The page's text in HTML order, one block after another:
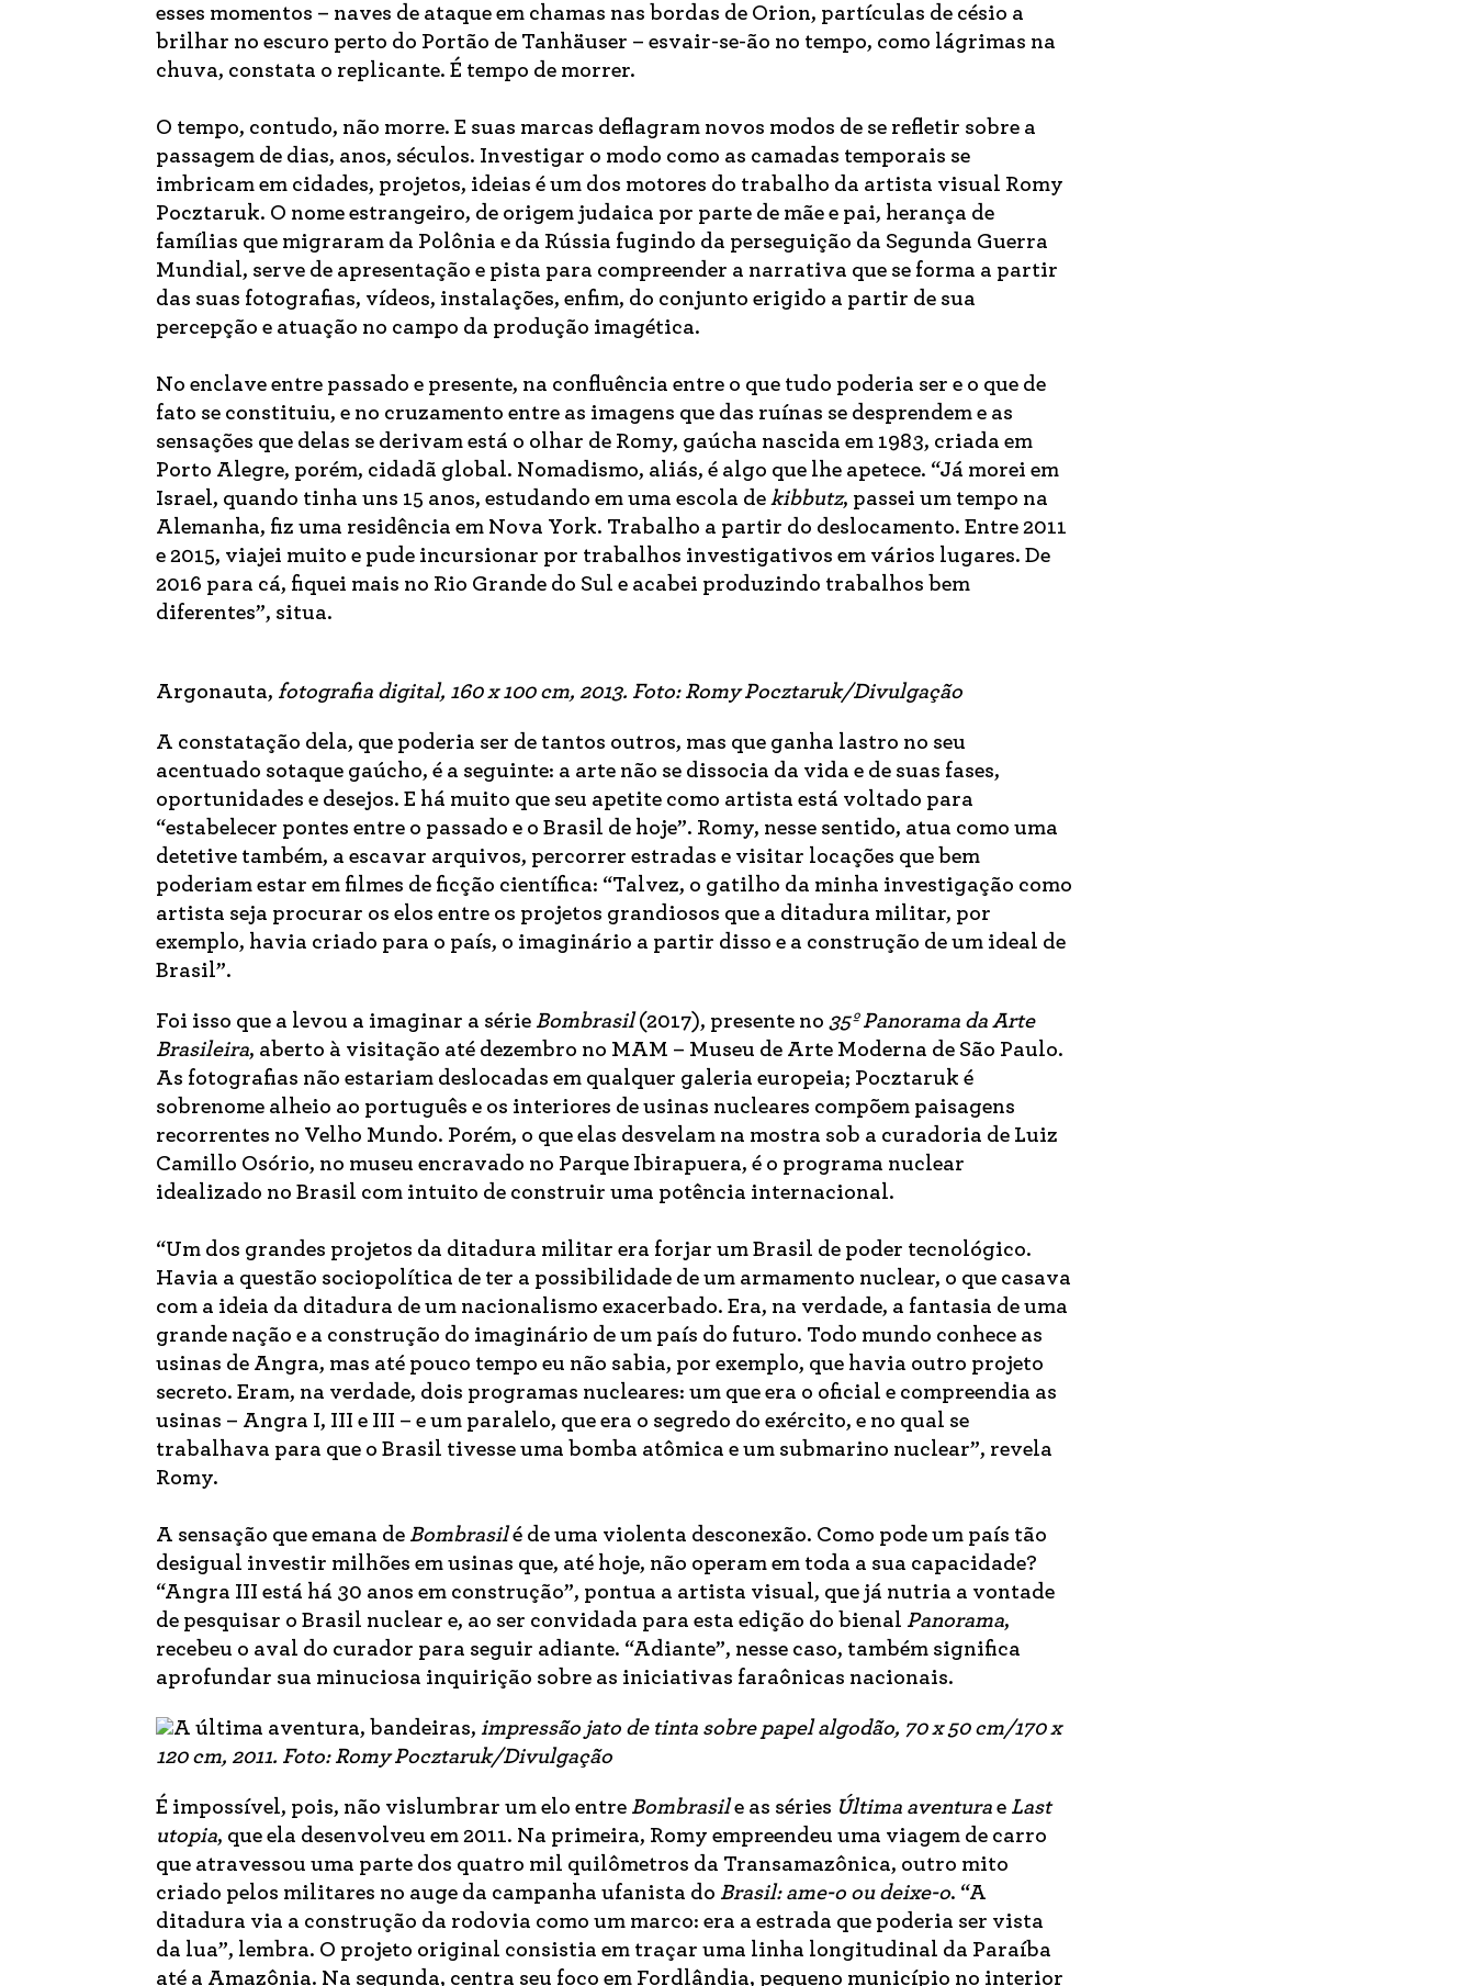
esses momentos – naves de ataque em chamas nas bordas de Orion, partículas de césio a
brilhar no escuro perto do Portão de Tanhäuser – esvair-se-ão no tempo, como lágrimas na
chuva, constata o replicante. É tempo de morrer.
O tempo, contudo, não morre. E suas marcas deflagram novos modos de se refletir sobre a
passagem de dias, anos, séculos. Investigar o modo como as camadas temporais se
imbricam em cidades, projetos, ideias é um dos motores do trabalho da artista visual Romy
Pocztaruk. O nome estrangeiro, de origem judaica por parte de mãe e pai, herança de
famílias que migraram da Polônia e da Rússia fugindo da perseguição da Segunda Guerra
Mundial, serve de apresentação e pista para compreender a narrativa que se forma a partir
das suas fotografias, vídeos, instalações, enfim, do conjunto erigido a partir de sua
percepção e atuação no campo da produção imagética.
No enclave entre passado e presente, na confluência entre o que tudo poderia ser e o que de
fato se constituiu, e no cruzamento entre as imagens que das ruínas se desprendem e as
sensações que delas se derivam está o olhar de Romy, gaúcha nascida em 1983, criada em
Porto Alegre, porém, cidadã global. Nomadismo, aliás, é algo que lhe apetece. “Já morei em
Israel, quando tinha uns 15 anos, estudando em uma escola de kibbutz, passei um tempo na
Alemanha, fiz uma residência em Nova York. Trabalho a partir do deslocamento. Entre 2011
e 2015, viajei muito e pude incursionar por trabalhos investigativos em vários lugares. De
2016 para cá, fiquei mais no Rio Grande do Sul e acabei produzindo trabalhos bem
diferentes”, situa.
Argonauta, fotografia digital, 160 x 100 cm, 2013. Foto: Romy Pocztaruk/Divulgação
A constatação dela, que poderia ser de tantos outros, mas que ganha lastro no seu
acentuado sotaque gaúcho, é a seguinte: a arte não se dissocia da vida e de suas fases,
oportunidades e desejos. E há muito que seu apetite como artista está voltado para
“estabelecer pontes entre o passado e o Brasil de hoje”. Romy, nesse sentido, atua como uma
detetive também, a escavar arquivos, percorrer estradas e visitar locações que bem
poderiam estar em filmes de ficção científica: “Talvez, o gatilho da minha investigação como
artista seja procurar os elos entre os projetos grandiosos que a ditadura militar, por
exemplo, havia criado para o país, o imaginário a partir disso e a construção de um ideal de
Brasil”.
Foi isso que a levou a imaginar a série Bombrasil (2017), presente no 35º Panorama da Arte
Brasileira, aberto à visitação até dezembro no MAM – Museu de Arte Moderna de São Paulo.
As fotografias não estariam deslocadas em qualquer galeria europeia; Pocztaruk é
sobrenome alheio ao português e os interiores de usinas nucleares compõem paisagens
recorrentes no Velho Mundo. Porém, o que elas desvelam na mostra sob a curadoria de Luiz
Camillo Osório, no museu encravado no Parque Ibirapuera, é o programa nuclear
idealizado no Brasil com intuito de construir uma potência internacional.
“Um dos grandes projetos da ditadura militar era forjar um Brasil de poder tecnológico.
Havia a questão sociopolítica de ter a possibilidade de um armamento nuclear, o que casava
com a ideia da ditadura de um nacionalismo exacerbado. Era, na verdade, a fantasia de uma
grande nação e a construção do imaginário de um país do futuro. Todo mundo conhece as
usinas de Angra, mas até pouco tempo eu não sabia, por exemplo, que havia outro projeto
secreto. Eram, na verdade, dois programas nucleares: um que era o oficial e compreendia as
usinas – Angra I, III e III – e um paralelo, que era o segredo do exército, e no qual se
trabalhava para que o Brasil tivesse uma bomba atômica e um submarino nuclear”, revela
Romy.
A sensação que emana de Bombrasilé de uma violenta desconexão. Como pode um país tão
desigual investir milhões em usinas que, até hoje, não operam em toda a sua capacidade?
“Angra III está há 30 anos em construção”, pontua a artista visual, que já nutria a vontade
de pesquisar o Brasil nuclear e, ao ser convidada para esta edição do bienal Panorama,
recebeu o aval do curador para seguir adiante. “Adiante”, nesse caso, também significa
aprofundar sua minuciosa inquirição sobre as iniciativas faraônicas nacionais.
A última aventura, bandeiras, impressão jato de tinta sobre papel algodão, 70 x 50 cm/170 x
120 cm, 2011. Foto: Romy Pocztaruk/Divulgação
É impossível, pois, não vislumbrar um elo entre Bombrasile as séries Última aventura e Last
utopia, que ela desenvolveu em 2011. Na primeira, Romy empreendeu uma viagem de carro
que atravessou uma parte dos quatro mil quilômetros da Transamazônica, outro mito
criado pelos militares no auge da campanha ufanista do Brasil: ame-o ou deixe-o. “A
ditadura via a construção da rodovia como um marco: era a estrada que poderia ser vista
da lua”, lembra. O projeto original consistia em traçar uma linha longitudinal da Paraíba
até a Amazônia. Na segunda, centra seu foco em Fordlândia, pequeno município no interior